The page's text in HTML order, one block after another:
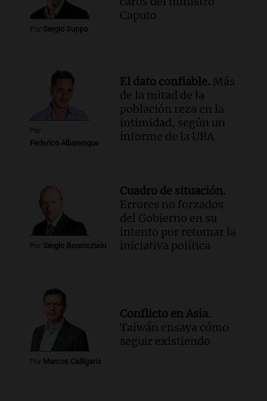
Por Sergio Suppo
Caputo
Por
Federico Albarenque
El dato confiable. Más
de la mitad de la
población reza en la
intimidad, según un
informe de la UBA
Por Sergio Berensztein
Cuadro de situación.
Errores no forzados
del Gobierno en su
intento por retomar la
iniciativa política
Por Marcos Calligaris
Conflicto en Asia.
Taiwán ensaya cómo
seguir existiendo